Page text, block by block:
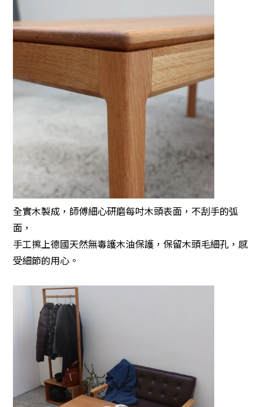
全實木製成，師傅細心研磨每吋木頭表面，不刮手的弧
面，
手工擦上德國天然無毒護木油保護，保留木頭毛細孔，感
受細節的用心。